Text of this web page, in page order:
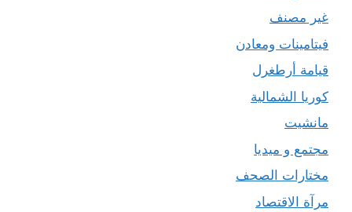
غير مصنف
فيتامينات ومعادن
قيامة أرطغرل
كوريا الشمالية
مانشيت
مجتمع و ميديا
مختارات الصحف
مرآة الاقتصاد